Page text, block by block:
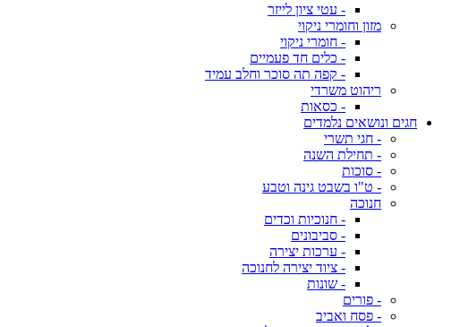
- עטי ציון לייזר
מזון וחומרי ניקוי
- חומרי ניקוי
- כלים חד פעמיים
- קפה תה סוכר וחלב עמיד
ריהוט משרדי
- כסאות
חגים ונושאים נלמדים
- חגי תשרי
- תחילת השנה
- סוכות
- ט"ו בשבט גינה וטבע
חנוכה
- חנוכיות וכדים
- סביבונים
- ערכות יצירה
- ציוד יצירה לחנוכה
- שונות
- פורים
- פסח ואביב